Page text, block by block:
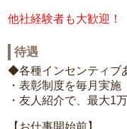
他社経験者も大歓迎！
待遇
◆各種インセンティブ
・表彰制度を毎月実施
・友人紹介で、最大1